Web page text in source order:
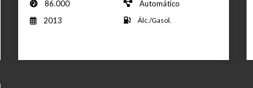
86.000
Automático
2013
Álc./Gasol.